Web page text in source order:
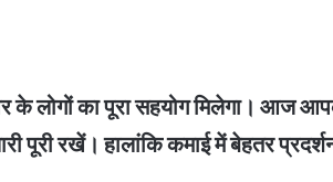
के लोगों का पूरा सहयोग मिलेगा। आज
पूरी रखें। हालांकि कमाई में बेहतर